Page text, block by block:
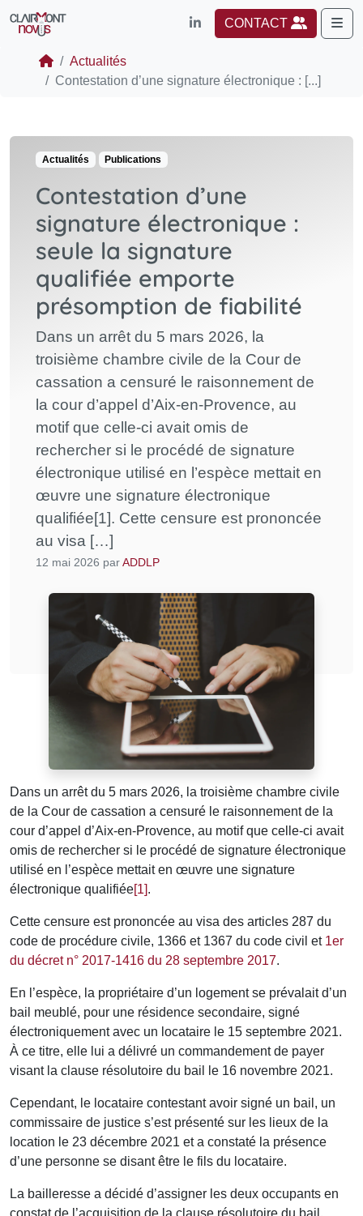
CONTACT
Actualités
Contestation d’une signature électronique : [...]
Actualités Publications
Contestation d’une
signature électronique :
seule la signature
qualifiée emporte
présomption de fiabilité
Dans un arrêt du 5 mars 2026, la
troisième chambre civile de la Cour de
cassation a censuré le raisonnement de
la cour d’appel d’Aix-en-Provence, au
motif que celle-ci avait omis de
rechercher si le procédé de signature
électronique utilisé en l’espèce mettait en
œuvre une signature électronique
qualifiée[1]. Cette censure est prononcée
au visa […]
12 mai 2026 parADDLP
Dans un arrêt du 5 mars 2026, la troisième chambre civile
de la Cour de cassation a censuré le raisonnement de la
cour d’appel d’Aix-en-Provence, au motif que celle-ci avait
omis de rechercher si le procédé de signature électronique
utilisé en l’espèce mettait en œuvre une signature
électronique qualifiée[1].
Cette censure est prononcée au visa des articles 287 du
code de procédure civile, 1366 et 1367 du code civil et 1er
du décret n° 2017-1416 du 28 septembre 2017.
En l’espèce, la propriétaire d’un logement se prévalait d’un
bail meublé, pour une résidence secondaire, signé
électroniquement avec un locataire le 15 septembre 2021.
À ce titre, elle lui a délivré un commandement de payer
visant la clause résolutoire du bail le 16 novembre 2021.
Cependant, le locataire contestant avoir signé un bail, un
commissaire de justice s’est présenté sur les lieux de la
location le 23 décembre 2021 et a constaté la présence
d’une personne se disant être le fils du locataire.
La bailleresse a décidé d’assigner les deux occupants en
constat de l’acquisition de la clause résolutoire du bail,